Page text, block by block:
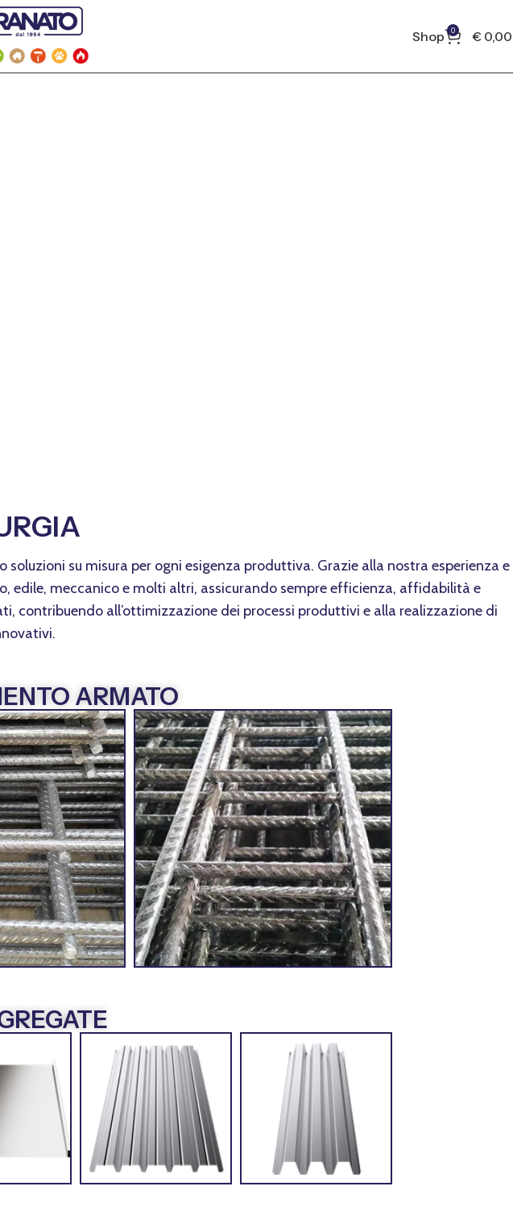
Shop 0 €
su misura per ogni esigenza produttiva. Grazie alla nostra esperienza e
meccanico e molti altri, assicurando sempre efficienza, affidabilità e
contribuendo all’ottimizzazione dei processi produttivi e alla realizzazione di
ARMATO